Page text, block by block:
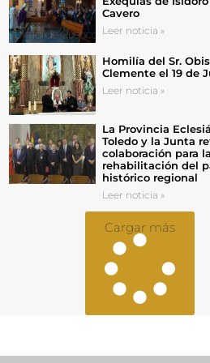
Cavero
Leer noticia »
Homilía del Sr.
Clemente el 19 de
Leer noticia »
La Provincia
Toledo y la Junta
colaboración para la
rehabilitación del
histórico regional
Leer noticia »
Cargar más